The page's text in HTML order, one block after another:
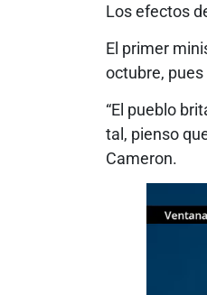
Los efectos
El primer
octubre,
“El pueblo
tal, pienso
Cameron.